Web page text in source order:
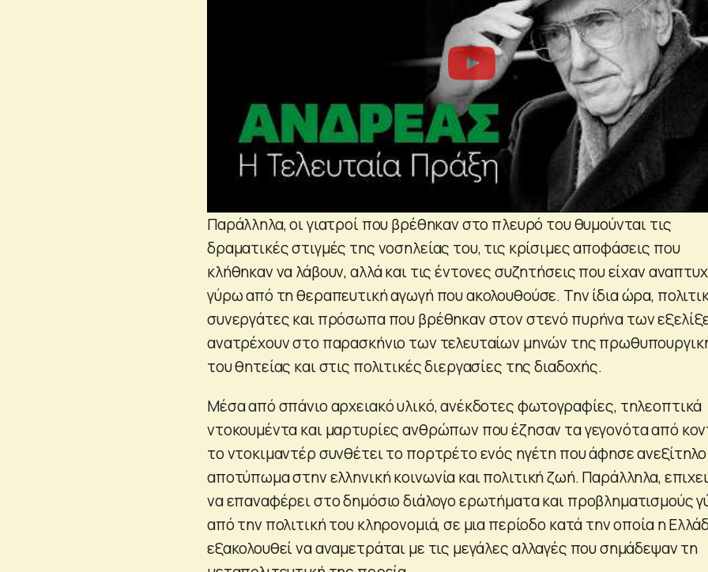
Παράλληλα, οι γιατροί που βρέθηκαν στο πλευρό του θυμούνται τις
δραματικές στιγμές της νοσηλείας του, τις κρίσιμες αποφάσεις που
κλήθηκαν να λάβουν, αλλά και τις έντονες συζητήσεις που είχαν
γύρω από τη θεραπευτική αγωγή που ακολουθούσε. Την ίδια ώρα,
συνεργάτες και πρόσωπα που βρέθηκαν στον στενό πυρήνα των
ανατρέχουν στο παρασκήνιο των τελευταίων μηνών της
του θητείας και στις πολιτικές διεργασίες της διαδοχής.
Μέσα από σπάνιο αρχειακό υλικό, ανέκδοτες φωτογραφίες, τηλεοπτικά
ντοκουμέντα και μαρτυρίες ανθρώπων που έζησαν τα γεγονότα από
το ντοκιμαντέρ συνθέτει το πορτρέτο ενός ηγέτη που άφησε ανεξίτηλο
αποτύπωμα στην ελληνική κοινωνία και πολιτική ζωή. Παράλληλα,
να επαναφέρει στο δημόσιο διάλογο ερωτήματα και προβληματισμούς
από την πολιτική του κληρονομιά, σε μια περίοδο κατά την οποία η
εξακολουθεί να αναμετράται με τις μεγάλες αλλαγές που σημάδεψαν τη